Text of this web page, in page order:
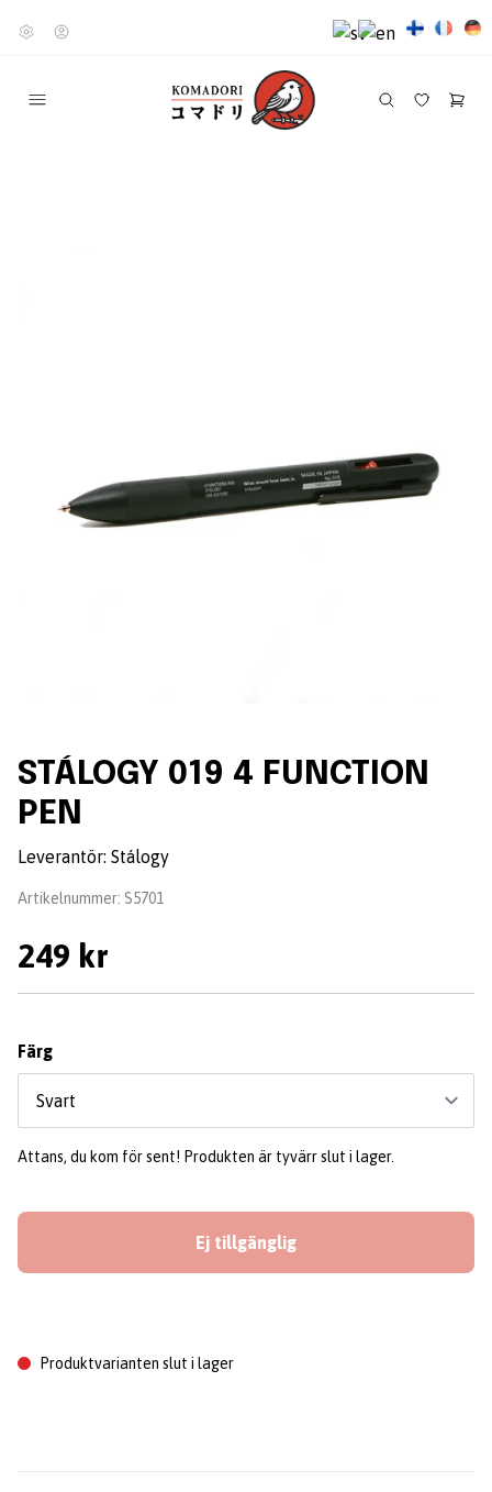
STÁLOGY 019 4 FUNCTION
PEN
Leverantör: Stálogy
Artikelnummer: S5701
249 kr
Färg
Attans, du kom för sent! Produkten är tyvärr slut i lager.
Ej tillgänglig
Produktvarianten slut i lager